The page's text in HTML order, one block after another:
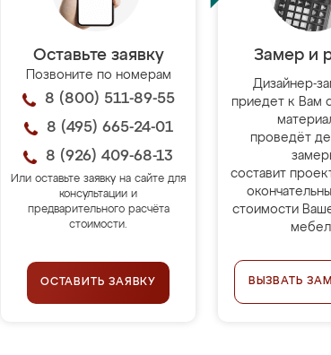
Оставьте заявку
Позвоните по номерам
8 (800) 511-89-55
8 (495) 665-24-01
8 (926) 409-68-13
Или оставьте заявку на сайте для
консультации и
предварительного расчёта
стоимости.
ОСТАВИТЬ ЗАЯВКУ
Замер и
Дизайнер-
приедет к Вам
проведёт
составит
стоимости
ВЫЗВАТЬ